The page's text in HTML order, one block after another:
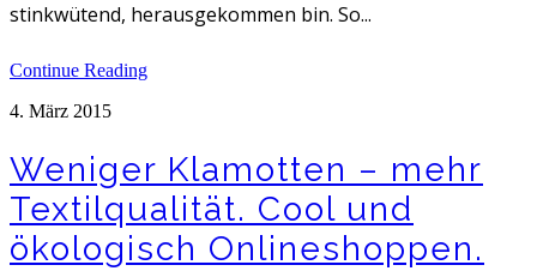
stinkwütend, herausgekommen bin. So...
Continue Reading
4. März 2015
Weniger Klamotten – mehr
Textilqualität. Cool und
ökologisch Onlineshoppen.